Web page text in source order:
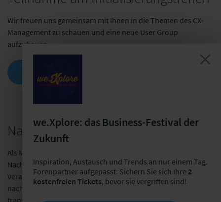
Wir freuen uns gemeinsam mit Ihnen in die Themen des CX-
Management zu schauen und eine neue User Group
aufzubauen.
Nachhaltige Veranstaltungen
Als Mitglied der Initiative
Nachhaltigkeitskodex der deutschsprachigen
Veranstaltungswirtschaft – folgen wir den Leitlinien für
nachhaltige Veranstaltungen und dokumentieren diese
transparent.
we.Xplore: das Business-Festival der
Zukunft
Inspiration, Austausch und Trends an nur einem Tag.
Forenpartner aufgepasst: Sichern Sie sich Ihre 2
kostenfreien Tickets, bevor sie vergriffen sind!